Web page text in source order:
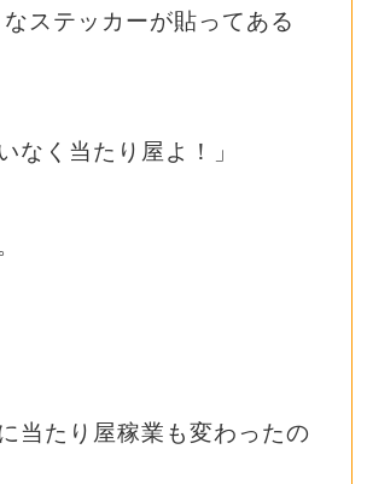
なステッカーが貼ってある
なく当たり屋よ！」
当たり屋稼業も変わったの